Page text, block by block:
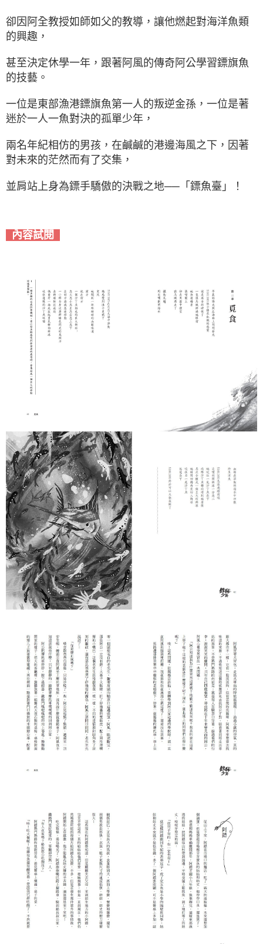
卻因阿全教授如師如父的教導，讓他燃起對海洋魚類
的興趣，
甚至決定休學一年，跟著阿風的傳奇阿公學習鏢旗魚
的技藝。
一位是東部漁港鏢旗魚第一人的叛逆金孫，一位是著
迷於一人一魚對決的孤單少年，
兩名年紀相仿的男孩，在鹹鹹的港邊海風之下，因著
對未來的茫然而有了交集，
並肩站上身為鏢手驕傲的決戰之地──「鏢魚臺」！
內容試閱